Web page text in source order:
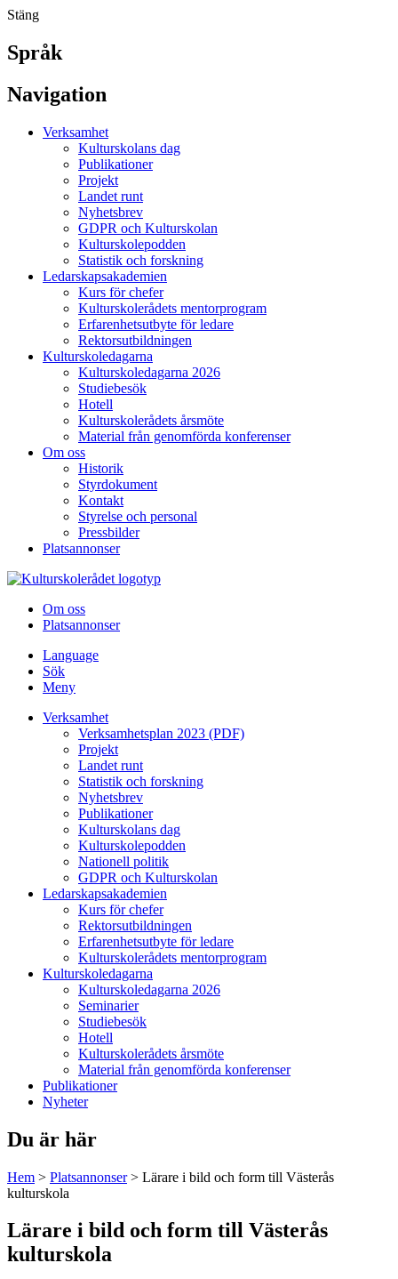
Stäng
Språk
Navigation
Verksamhet
Kulturskolans dag
Publikationer
Projekt
Landet runt
Nyhetsbrev
GDPR och Kulturskolan
Kulturskolepodden
Statistik och forskning
Ledarskapsakademien
Kurs för chefer
Kulturskolerådets mentorprogram
Erfarenhetsutbyte för ledare
Rektorsutbildningen
Kulturskoledagarna
Kulturskoledagarna 2026
Studiebesök
Hotell
Kulturskolerådets årsmöte
Material från genomförda konferenser
Om oss
Historik
Styrdokument
Kontakt
Styrelse och personal
Pressbilder
Platsannonser
Hoppa till innehållet
Om oss
Platsannonser
Language
Sök
Meny
Verksamhet
Verksamhetsplan 2023 (PDF)
Projekt
Landet runt
Statistik och forskning
Nyhetsbrev
Publikationer
Kulturskolans dag
Kulturskolepodden
Nationell politik
GDPR och Kulturskolan
Ledarskapsakademien
Kurs för chefer
Rektorsutbildningen
Erfarenhetsutbyte för ledare
Kulturskolerådets mentorprogram
Kulturskoledagarna
Kulturskoledagarna 2026
Seminarier
Studiebesök
Hotell
Kulturskolerådets årsmöte
Material från genomförda konferenser
Publikationer
Nyheter
Du är här
Hem > Platsannonser> Lärare i bild och form till Västerås
kulturskola
Lärare i bild och form till Västerås
kulturskola